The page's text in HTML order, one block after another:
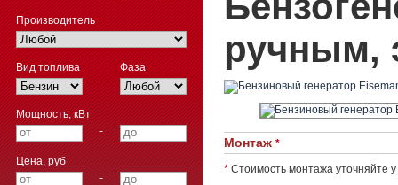
Производитель
Вид топлива Фаза
Мощность, кВт
-
Цена, руб
-
ручным,
Монтаж *
* Стоимость монтажа уточняйте